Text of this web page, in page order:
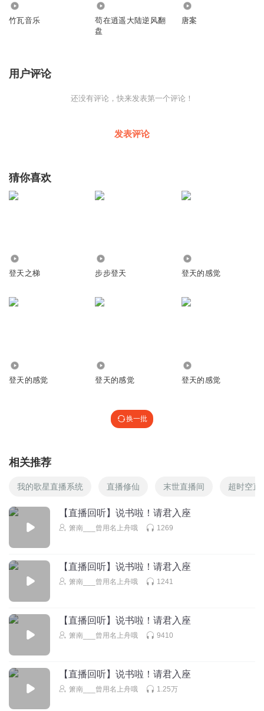
竹瓦音乐
苟在逍遥大陆逆风翻
盘
唐案
用户评论
还没有评论，快来发表第一个评论！
发表评论
猜你喜欢
登天之梯 步步登天 登天的感觉
登天的感觉 登天的感觉 登天的感觉
换一批
相关推荐
我的歌星直播系统 直播修仙 末世直播间 超时空直
【直播回听】说书啦！请君入座
箫南___曾用名上舟哦 1269
【直播回听】说书啦！请君入座
箫南___曾用名上舟哦 1241
【直播回听】说书啦！请君入座
箫南___曾用名上舟哦 9410
【直播回听】说书啦！请君入座
箫南___曾用名上舟哦 1.25万